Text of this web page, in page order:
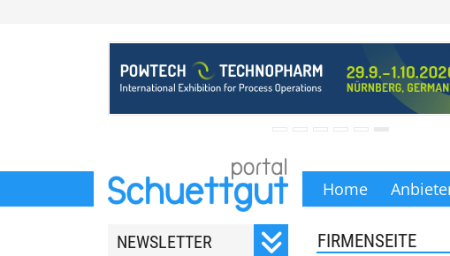
Home
NEWSLETTER FIRMENSEITE